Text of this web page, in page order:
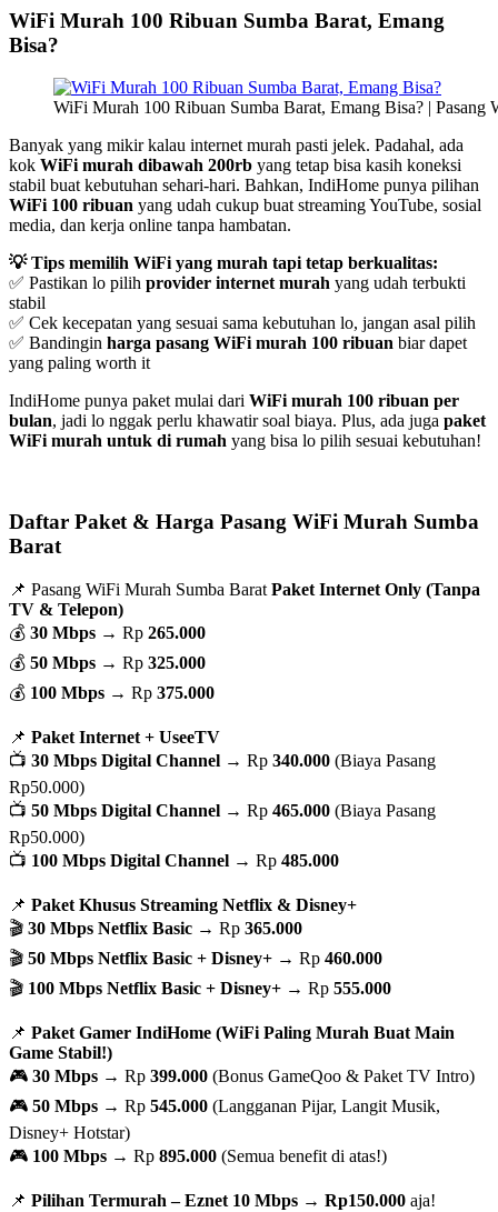
WiFi Murah 100 Ribuan Sumba Barat, Emang
Bisa?
WiFi Murah 100 Ribuan Sumba Barat, Emang Bisa? | Pasang
Banyak yang mikir kalau internet murah pasti jelek. Padahal, ada
kok WiFi murah dibawah 200rb yang tetap bisa kasih koneksi
stabil buat kebutuhan sehari-hari. Bahkan, IndiHome punya pilihan
WiFi 100 ribuan yang udah cukup buat streaming YouTube, sosial
media, dan kerja online tanpa hambatan.
💡 Tips memilih WiFi yang murah tapi tetap berkualitas:
✅ Pastikan lo pilih provider internet murah yang udah terbukti
stabil
✅ Cek kecepatan yang sesuai sama kebutuhan lo, jangan asal pilih
✅ Bandingin harga pasang WiFi murah 100 ribuan biar dapet
yang paling worth it
IndiHome punya paket mulai dari WiFi murah 100 ribuan per
bulan, jadi lo nggak perlu khawatir soal biaya. Plus, ada juga paket
WiFi murah untuk di rumah yang bisa lo pilih sesuai kebutuhan!
Daftar Paket & Harga Pasang WiFi Murah Sumba
Barat
📌 Pasang WiFi Murah Sumba Barat Paket Internet Only (Tanpa
TV & Telepon)
💰 30 Mbps → Rp 265.000
💰 50 Mbps → Rp 325.000
💰 100 Mbps → Rp 375.000
📌 Paket Internet + UseeTV
📺 30 Mbps Digital Channel → Rp 340.000 (Biaya Pasang
Rp50.000)
📺 50 Mbps Digital Channel → Rp 465.000 (Biaya Pasang
Rp50.000)
📺 100 Mbps Digital Channel → Rp 485.000
📌 Paket Khusus Streaming Netflix & Disney+
🎬 30 Mbps Netflix Basic → Rp 365.000
🎬 50 Mbps Netflix Basic + Disney+ → Rp 460.000
🎬 100 Mbps Netflix Basic + Disney+ → Rp 555.000
📌 Paket Gamer IndiHome (WiFi Paling Murah Buat Main
Game Stabil!)
🎮 30 Mbps → Rp 399.000 (Bonus GameQoo & Paket TV Intro)
🎮 50 Mbps → Rp 545.000 (Langganan Pijar, Langit Musik,
Disney+ Hotstar)
🎮 100 Mbps → Rp 895.000 (Semua benefit di atas!)
📌 Pilihan Termurah – Eznet 10 Mbps → Rp150.000 aja!